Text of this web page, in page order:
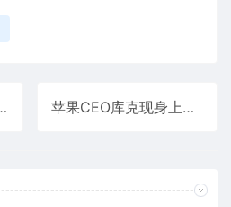
苹果CEO库克现身上海，首谈苹果生成式AI